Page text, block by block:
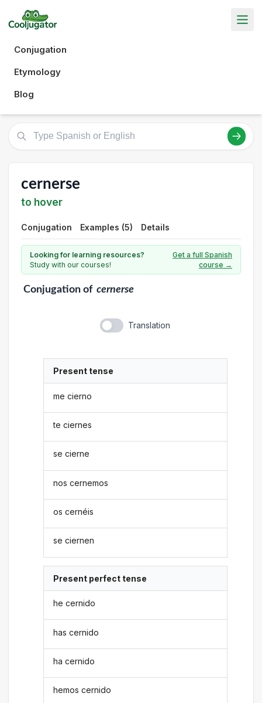
Conjugation
Etymology
Blog
cernerse
to hover
Conjugation Examples (5) Details
Looking for learning resources?
Study with our courses!
Get a full Spanish
course →
Conjugationof cernerse
Translation
Present tense
me cierno
te ciernes
se cierne
nos cernemos
os cernéis
se ciernen
Present perfect tense
he cernido
has cernido
ha cernido
hemos cernido